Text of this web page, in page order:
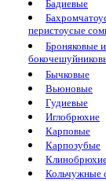
Бадиевые
перистоусые
Броняковые
Бычковые
Вьюновые
Гудиевые
Иглобрюхие
Карповые
Карпозубые
Кольчужные